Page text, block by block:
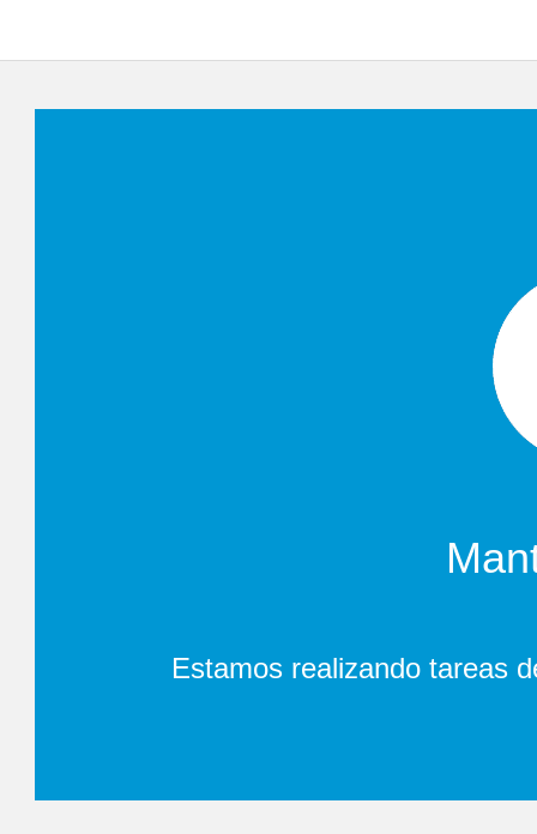
Estamos realizando tareas